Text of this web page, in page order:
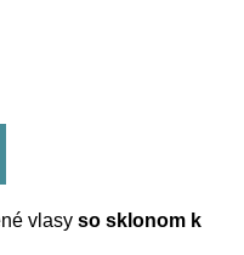
vlasy so sklonom k